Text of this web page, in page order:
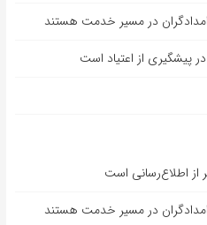
امدادگران در مسیر خدمت هستند
پیشگیری از اعتیاد است
از اطلاع‌رسانی است
امدادگران در مسیر خدمت هستند